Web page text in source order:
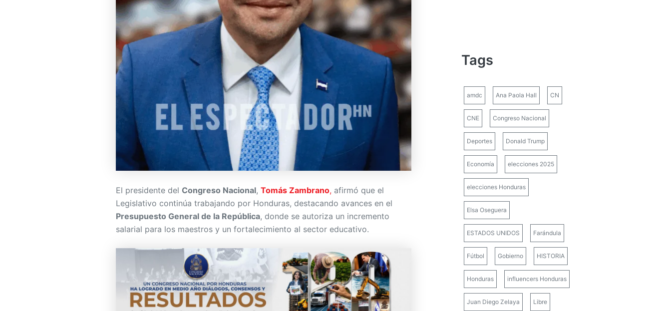
El presidente del Congreso Nacional, Tomás Zambrano, afirmó que el
Legislativo continúa trabajando por Honduras, destacando avances en el
Presupuesto General de la República, donde se autoriza un incremento
salarial para los maestros y un fortalecimiento al sector educativo.
Tags
amdc Ana Paola Hall CN
CNE Congreso Nacional
Deportes Donald Trump
Economía elecciones 2025
elecciones Honduras
Elsa Oseguera
ESTADOS UNIDOS Farándula
Fútbol Gobierno HISTORIA
Honduras influencers Honduras
Juan Diego Zelaya Libre